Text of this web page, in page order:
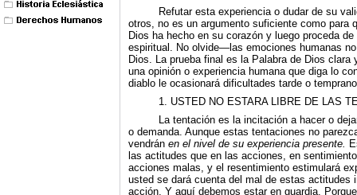
Refutar esta experiencia o dudar de su
otros, no es un argumento suficiente como para
Dios ha hecho en su corazón y luego proceda
espiritual. No olvide—las emociones humanas
Dios. La prueba final es la Palabra de Dios
una opinión o experiencia humana que diga lo
diablo le ocasionará dificultades tarde o
1. USTED NO ESTARA LIBRE DE LAS
La tentación es la incitación a hacer o
o demanda. Aunque estas tentaciones no
vendrán en el nivel de su experiencia presente.
las actitudes que en las acciones, en
acciones malas, y el resentimiento estimulará
usted se dará cuenta del mal de estas
acción. Y aquí debemos estar en guardia.